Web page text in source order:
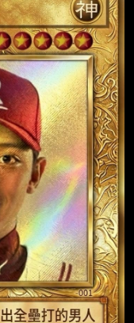
cclloouudd (稅
(稅後 $10)